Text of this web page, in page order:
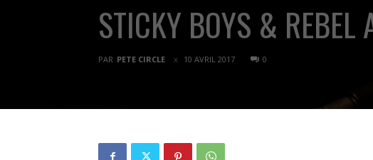
STICKY BOYS & REBEL
PAR PETE CIRCLE 10 AVRIL 2017 0